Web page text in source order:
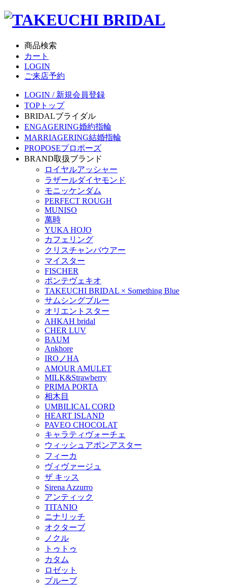
商品検索
カート
LOGIN
ご来店予約
LOGIN / 新規会員登録
TOP トップ
BRIDALブライダル
ENGAGERING婚約指輪
MARRIAGERING結婚指輪
PROPOSEプロポーズ
BRAND取扱ブランド
ロイヤルアッシャー
ラザールダイヤモンド
モニッケンダム
PERFECT ROUGH
MUNISO
萬時
YUKA HOJO
カフェリング
クリスチャンバウアー
マイスター
FISCHER
ポンテヴェキオ
TAKEUCHI BRIDAL × Something Blue
サムシングブルー
オリエントスター
AHKAH bridal
CHER LUV
BAUM
Ankhore
IROノHA
AMOUR AMULET
MILK&Strawberry
PRIMA PORTA
相木目
UMBILICAL CORD
HEART ISLAND
PAVEO CHOCOLAT
キャラティヴォーチェ
ウィッシュアポンアスター
フィーカ
ヴィヴァージュ
ザ キッス
Sirena Azzurro
アンティック
TITANIO
ニナリッチ
オクターブ
ノクル
トゥトゥ
カタム
ロゼット
プルーブ